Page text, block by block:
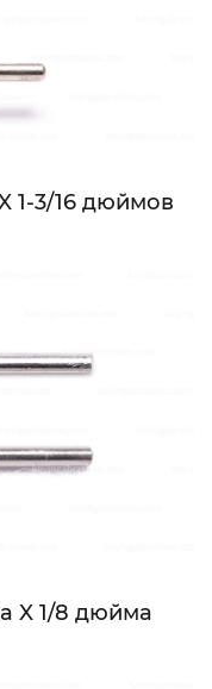
1-3/16 дюймов
X 1/8 дюйма